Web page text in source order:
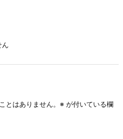
ん
とはありません。 ※ が付いている欄